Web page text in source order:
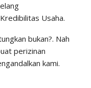
Usaha.
bukan?. Nah
perizinan
kami.